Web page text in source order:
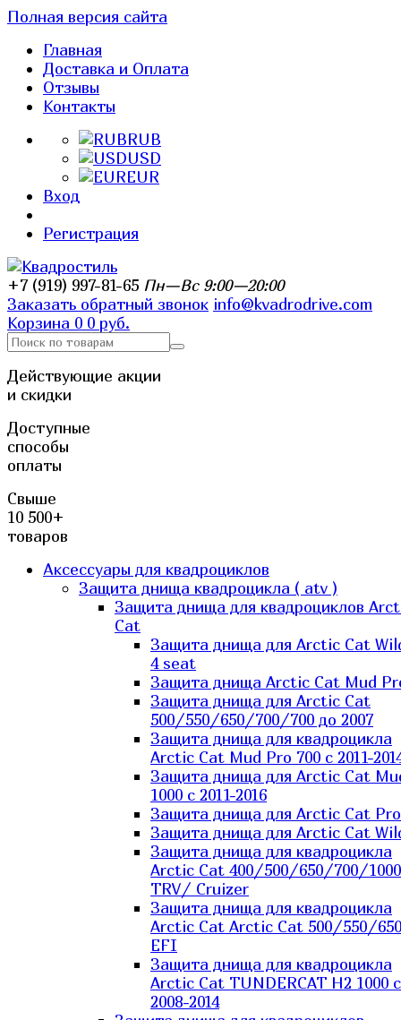
Полная версия сайта
Главная
Доставка и Оплата
Отзывы
Контакты
RUB
USD
EUR
Вход
Регистрация
+7 (919) 997-81-65 Пн—Вс 9:00—20:00
Заказать обратный звонок info@kvadrodrive.com
Корзина 0 0 руб.
Действующие акции
и скидки
Доступные
способы
оплаты
Свыше
10 500+
товаров
Аксессуары для квадроциклов
Защита днища квадроцикла ( atv )
Защита днища для квадроциклов
Cat
Защита днища для Arctic Cat
4 seat
Защита днища Arctic Cat Mud
Защита днища для Arctic Cat
500/550/650/700/700 до 2007
Защита днища для квадроцикла
Arctic Cat Mud Pro 700 с 2011-
Защита днища для Arctic Cat
1000 c 2011-2016
Защита днища для Arctic Cat
Защита днища для Arctic Cat
Защита днища для квадроцикла
Arctic Cat 400/500/650/700/1000
TRV/ Cruizer
Защита днища для квадроцикла
Arctic Cat Arctic Cat 500/550/
EFI
Защита днища для квадроцикла
Arctic Cat TUNDERCAT H2 1000 c
2008-2014